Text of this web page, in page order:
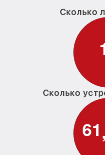
Сколько
Сколько
61,